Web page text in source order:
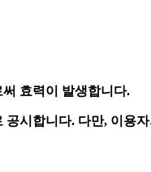
효력이 발생합니다.
시합니다. 다만, 이용